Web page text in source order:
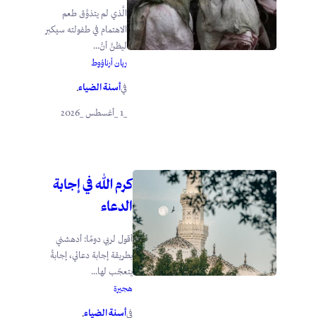
الَّذي لم يتذوَّق طعم
الاهتمام في طفولته سيكبر
ليظنَّ أنَّ...
ريان أرناؤوط
فيأسنة الضياء.
كرم الله في إجابة
الدعاء
أقول لربي دومًا: أدهشني
بطريقة إجابة دعائي، إجابةً
يتعجّب لها...
هجيرة
فيأسنة الضياء.